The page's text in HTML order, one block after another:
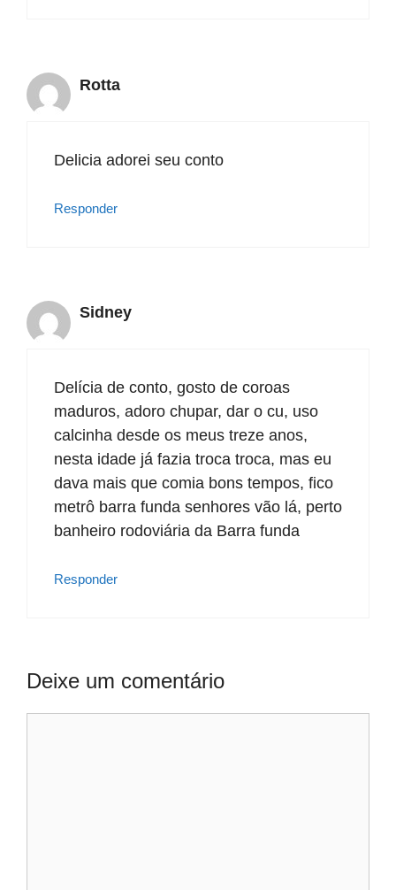
Rotta
Delicia adorei seu conto
Responder
Sidney
Delícia de conto, gosto de coroas
maduros, adoro chupar, dar o cu, uso
calcinha desde os meus treze anos,
nesta idade já fazia troca troca, mas eu
dava mais que comia bons tempos, fico
metrô barra funda senhores vão lá, perto
banheiro rodoviária da Barra funda
Responder
Deixe um comentário